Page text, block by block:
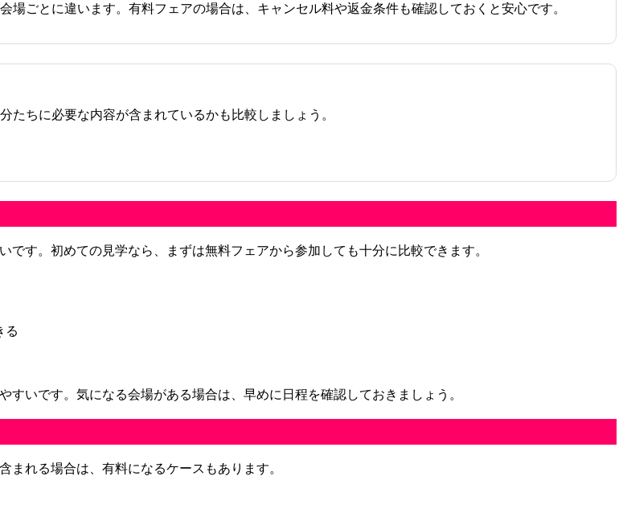
ごとに違います。有料フェアの場合は、キャンセル料や返金条件も確認しておくと安心です。
ちに必要な内容が含まれているかも比較しましょう。
す。初めての見学なら、まずは無料フェアから参加しても十分に比較できます。
る
いです。気になる会場がある場合は、早めに日程を確認しておきましょう。
れる場合は、有料になるケースもあります。